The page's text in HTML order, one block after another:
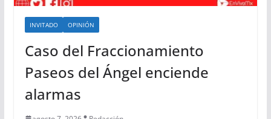
INVITADO OPINIÓN
Caso del Fraccionamiento
Paseos del Ángel enciende
alarmas